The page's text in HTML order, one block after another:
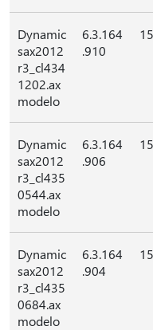
Dynamic
sax2012
r3_cl434
1202.ax
modelo
6.3.164
.910
Dynamic
sax2012
r3_cl435
0544.ax
modelo
6.3.164
.906
Dynamic
sax2012
r3_cl435
0684.ax
modelo
6.3.164
.904